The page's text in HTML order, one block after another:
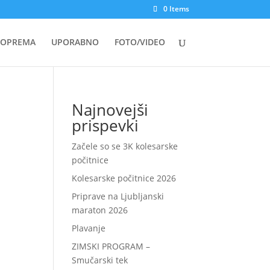
0 Items
OPREMA UPORABNO FOTO/VIDEO
Najnovejši
prispevki
Začele so se 3K kolesarske
počitnice
Kolesarske počitnice 2026
Priprave na Ljubljanski
maraton 2026
Plavanje
ZIMSKI PROGRAM –
Smučarski tek